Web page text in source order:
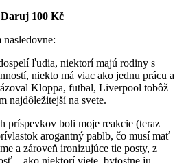
Daruj 100 Kč
ľudia, niektorí majú rodiny s
niekto má viac ako jednu prácu a
Kloppa, futbal, Liverpool tobôž
najdôležitejší na svete.
príspevkov boli moje reakcie (teraz
arogantný pablb, čo musí mať
a zároveň ironizujúce tie posty, z